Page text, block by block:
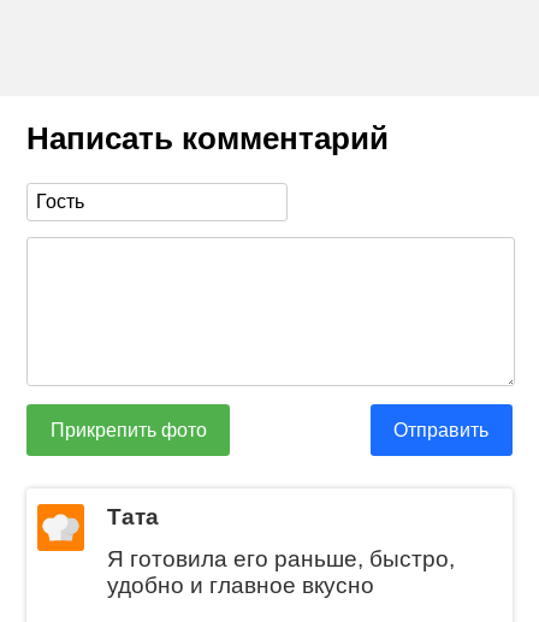
Написать комментарий
Прикрепить фото Отправить
Тата
Я готовила его раньше, быстро,
удобно и главное вкусно